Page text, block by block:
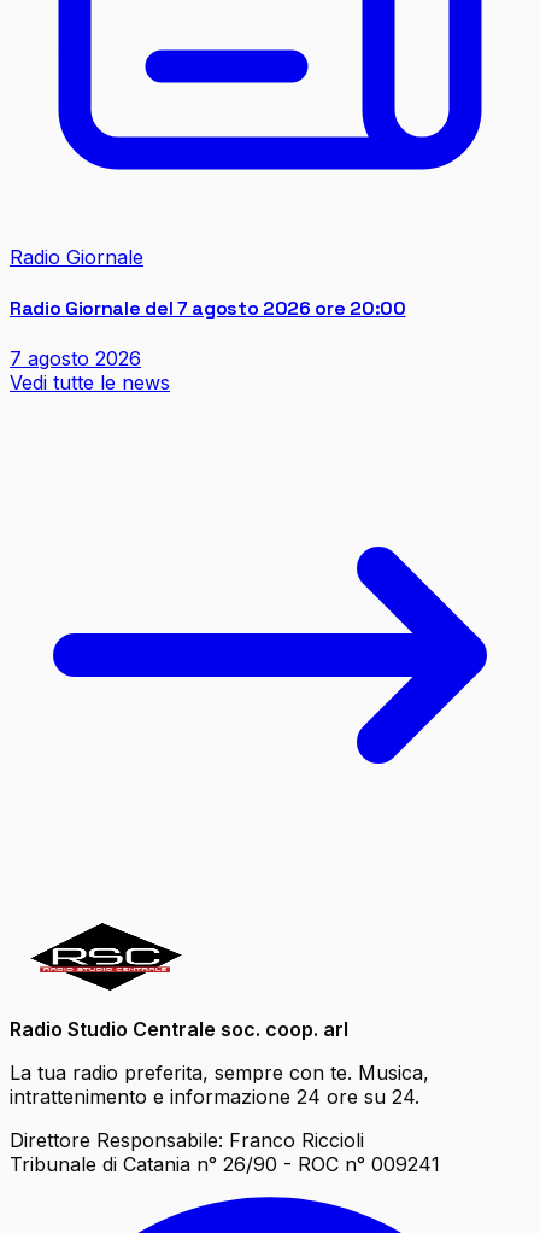
Radio Giornale
Radio Giornale del 7 agosto 2026 ore 20:00
7 agosto 2026
Vedi tutte le news
Radio Studio Centrale soc. coop. arl
La tua radio preferita, sempre con te. Musica,
intrattenimento e informazione 24 ore su 24.
Direttore Responsabile: Franco Riccioli
Tribunale di Catania n° 26/90 - ROC n° 009241